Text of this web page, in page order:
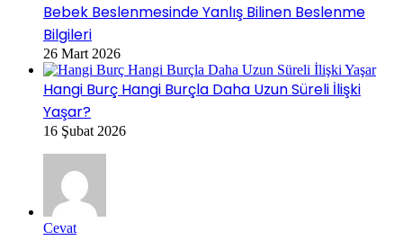
Bebek Beslenmesinde Yanlış Bilinen Beslenme
Bilgileri
26 Mart 2026
Hangi Burç Hangi Burçla Daha Uzun Süreli İlişki
Yaşar?
16 Şubat 2026
Cevat